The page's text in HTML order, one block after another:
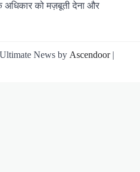
अधिकार को मज़बूती देना और
News by Ascendoor|